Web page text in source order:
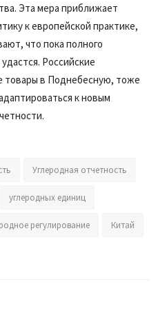
Эта мера приближает
к европейской практике,
что пока полного
Российские
в Поднебесную, тоже
к новым
Углеродная отчетность
углеродных единиц
регулирование Китай